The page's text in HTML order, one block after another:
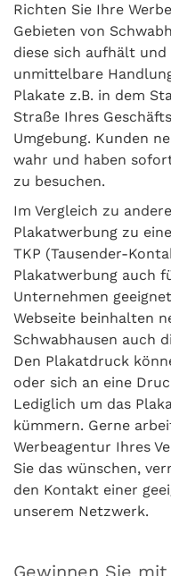
Richten Sie Ihre
Gebieten von
diese sich aufhält
unmittelbare
Plakate z.B. in dem
Straße Ihres
Umgebung. Kunden
wahr und haben
zu besuchen.
Im Vergleich zu
Plakatwerbung zu
TKP (Tausender-
Plakatwerbung auch
Unternehmen
Webseite beinhalten
Schwabhausen auch
Den Plakatdruck
oder sich an eine
Lediglich um das
kümmern. Gerne
Werbeagentur Ihres
Sie das wünschen,
den Kontakt einer
unserem Netzwerk.
Gewinnen Sie